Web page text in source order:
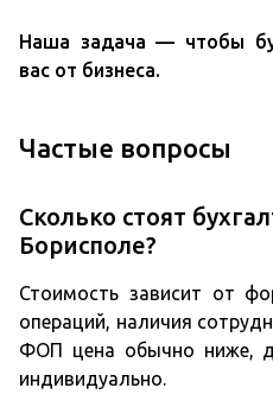
Наша задача — чтобы
вас от бизнеса.
Частые вопросы
Сколько стоят
Борисполе?
Стоимость зависит от
операций, наличия
ФОП цена обычно ниже,
индивидуально.